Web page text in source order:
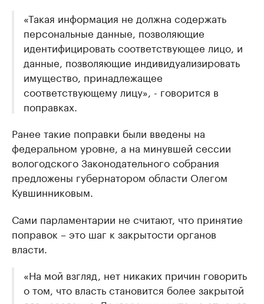
«Такая информация не должна содержать
персональные данные, позволяющие
идентифицировать соответствующее лицо, и
данные, позволяющие индивидуализировать
имущество, принадлежащее
соответствующему лицу», - говорится в
поправках.
Ранее такие поправки были введены на
федеральном уровне, а на минувшей сессии
вологодского Законодательного собрания
предложены губернатором области Олегом
Кувшинниковым.
Сами парламентарии не считают, что принятие
поправок – это шаг к закрытости органов
власти.
«На мой взгляд, нет никаких причин говорить
о том, что власть становится более закрытой